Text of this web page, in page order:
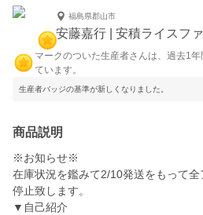
福島県郡山市
安藤嘉行 | 安積ライスフ
マークのついた生産者さんは、過去1
ています。
生産者バッジの基準が新しくなりました。
商品説明
※お知らせ※
在庫状況を鑑みて2/10発送をもって
停止致します。
▼自己紹介